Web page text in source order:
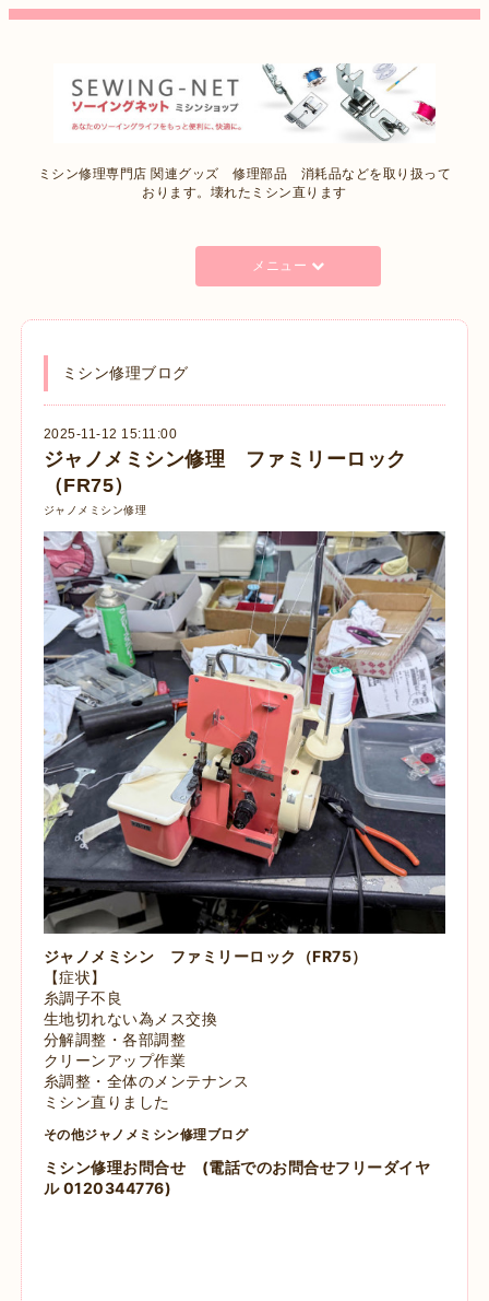
ミシン修理専門店 関連グッズ 修理部品 消耗品などを取り扱って
おります。壊れたミシン直ります
メニュー
ミシン修理ブログ
2025-11-12 15:11:00
ジャノメミシン修理 ファミリーロック
（FR75）
ジャノメミシン修理
ジャノメミシン ファミリーロック（FR75）
【症状】
糸調子不良
生地切れない為メス交換
分解調整・各部調整
クリーンアップ作業
糸調整・全体のメンテナンス
ミシン直りました
その他ジャノメミシン修理ブログ
ミシン修理お問合せ
(電話でのお問合せフリーダイヤ
ル 0120344776)